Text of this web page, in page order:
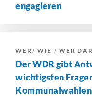
engagieren
WER? WIE ? WER
Der WDR gibt
wichtigsten